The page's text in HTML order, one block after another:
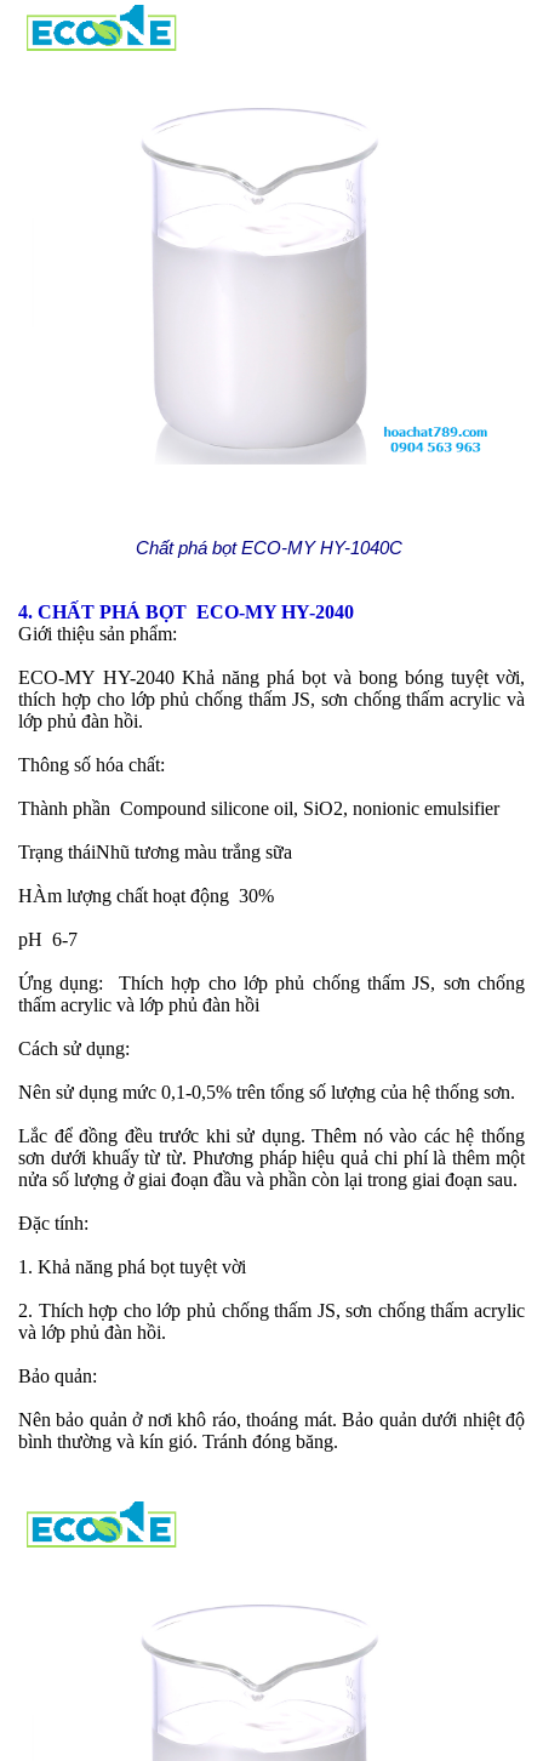
Chất phá bọt ECO-MY HY-1040C
4. CHẤT PHÁ BỌT ECO-MY HY-2040
Giới thiệu sản phẩm:
ECO-MY HY-2040 Khả năng phá bọt và bong bóng tuyệt vời,
thích hợp cho lớp phủ chống thấm JS, sơn chống thấm acrylic và
lớp phủ đàn hồi.
Thông số hóa chất:
Thành phần Compound silicone oil, SiO2, nonionic emulsifier
Trạng tháiNhũ tương màu trắng sữa
HÀm lượng chất hoạt động 30%
pH 6-7
Ứng dụng: Thích hợp cho lớp phủ chống thấm JS, sơn chống
thấm acrylic và lớp phủ đàn hồi
Cách sử dụng:
Nên sử dụng mức 0,1-0,5% trên tổng số lượng của hệ thống sơn.
Lắc để đồng đều trước khi sử dụng. Thêm nó vào các hệ thống
sơn dưới khuấy từ từ. Phương pháp hiệu quả chi phí là thêm một
nửa số lượng ở giai đoạn đầu và phần còn lại trong giai đoạn sau.
Đặc tính:
1. Khả năng phá bọt tuyệt vời
2. Thích hợp cho lớp phủ chống thấm JS, sơn chống thấm acrylic
và lớp phủ đàn hồi.
Bảo quản:
Nên bảo quản ở nơi khô ráo, thoáng mát. Bảo quản dưới nhiệt độ
bình thường và kín gió. Tránh đóng băng.